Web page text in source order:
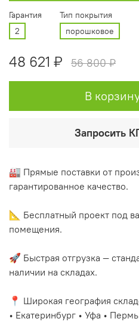
Гарантия
2
Тип покрытия
порошковое
48 621 ₽ 56 800 ₽
В
Запросить
🏭 Прямые поставки от
гарантированное качество.
📐 Бесплатный проект под
помещения.
🚀 Быстрая отгрузка —
наличии на складах.
📍 Широкая география
• Екатеринбург • Уфа •